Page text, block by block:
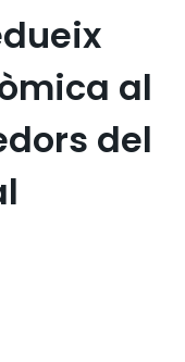
al
del